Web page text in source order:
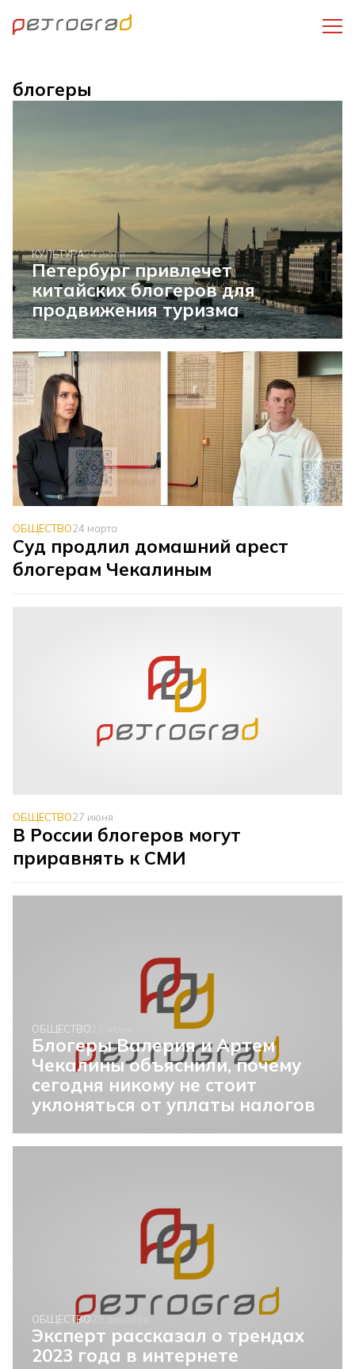
блогеры
КУЛЬТУРА24 июля
Петербург привлечет
китайских блогеров для
продвижения туризма
ОБЩЕСТВО24 марта
Суд продлил домашний арест
блогерам Чекалиным
ОБЩЕСТВО27 июня
В России блогеров могут
приравнять к СМИ
ОБЩЕСТВО
Блогеры Валерия и Артем
Чекалины объяснили, почему
сегодня никому не стоит
уклоняться от уплаты налогов
ОБЩЕСТВО 29 декабря
Эксперт рассказал о трендах
2023 года в интернете